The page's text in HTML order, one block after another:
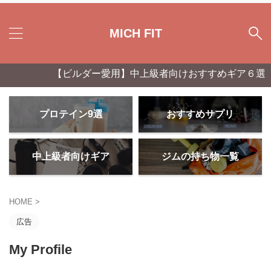
MICH FIT
【ビルダー愛用】中上級者向けおすすめギア６選！
プロテイン9選 おすすめサプリ
中上級者向けギア ジムの持ち物一覧
HOME >
広告
My Profile